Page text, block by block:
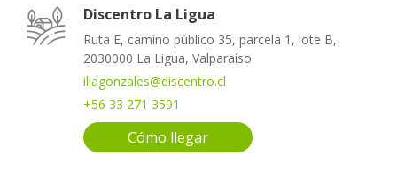
Discentro La Ligua
Ruta E, camino público 35, parcela 1, lote B,
2030000 La Ligua, Valparaíso
iliagonzales@discentro.cl
+56 33 271 3591
Cómo llegar